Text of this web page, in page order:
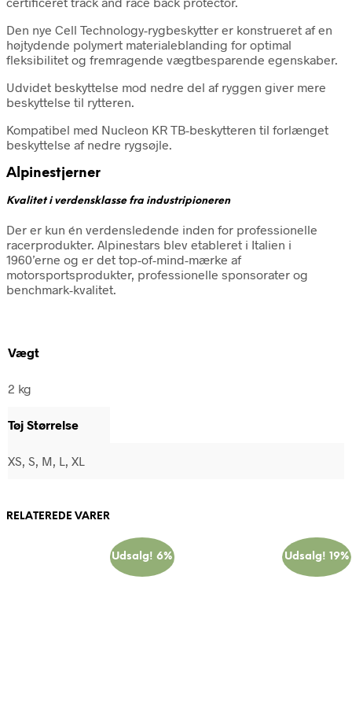
Den nye Cell Technology-rygbeskytter er konstrueret af en
højtydende polymert materialeblanding for optimal
fleksibilitet og fremragende vægtbesparende egenskaber.
Udvidet beskyttelse mod nedre del af ryggen giver mere
beskyttelse til rytteren.
Kompatibel med Nucleon KR TB-beskytteren til forlænget
beskyttelse af nedre rygsøjle.
Alpinestjerner
Kvalitet i verdensklasse fra industripioneren
Der er kun én verdensledende inden for professionelle
racerprodukter. Alpinestars blev etableret i Italien i
1960’erne og er det top-of-mind-mærke af
motorsportsprodukter, professionelle sponsorater og
benchmark-kvalitet.
Vægt
2 kg
Tøj Størrelse
XS, S, M, L, XL
RELATEREDE VARER
Udsalg! 6% Udsalg! 19%